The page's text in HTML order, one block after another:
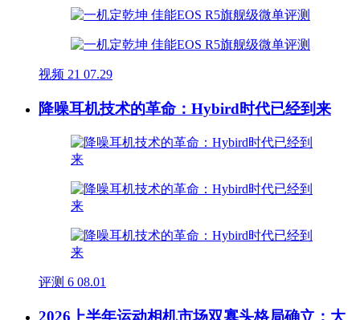
视频 21 07.29
降噪耳机技术的革命：Hybird时代已经到来
评测 6 08.01
2026上半年运动相机市场双寡头格局确立：大